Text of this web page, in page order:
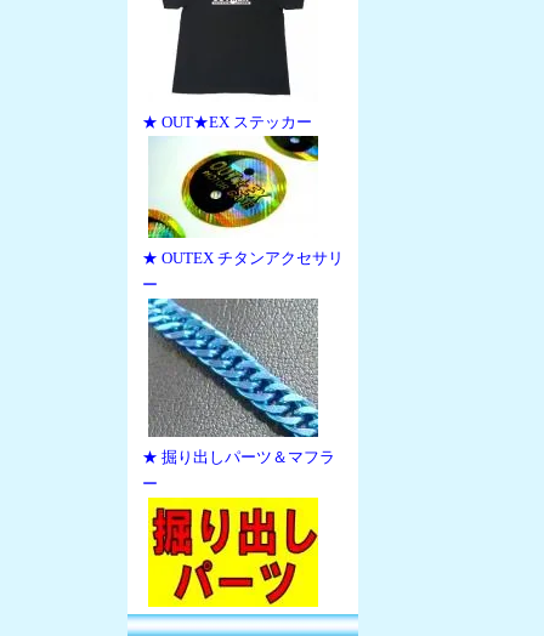
★ OUT★EX ステッカー
★ OUTEX チタンアクセサリ
ー
★ 掘り出しパーツ＆マフラ
ー